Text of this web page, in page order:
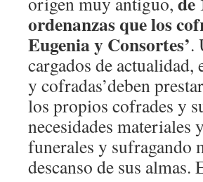
ordenanzas que los
Eugenia y Consortes’.
cargados de actualidad,
y cofradas’deben
los propios cofrades y
necesidades materiales
funerales y sufragando
descanso de sus